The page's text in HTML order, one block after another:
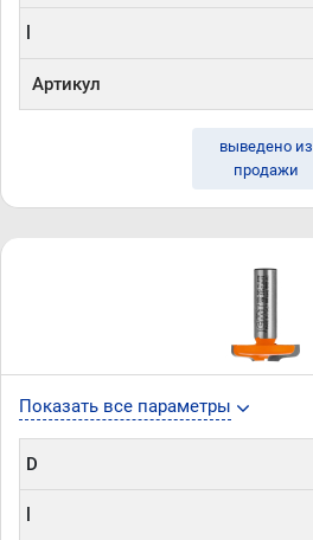
Артикул
выведено из
продажи
Показать все параметры
D